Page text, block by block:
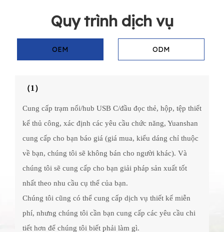
Quy trình dịch vụ
OEM ODM
（1）
Cung cấp trạm nối/hub USB C/đầu đọc thẻ, hộp, tệp thiết
kế thủ công, xác định các yêu cầu chức năng, Yuanshan
cung cấp cho bạn báo giá (giá mua, kiểu dáng chỉ thuộc
về bạn, chúng tôi sẽ không bán cho người khác). Và
chúng tôi sẽ cung cấp cho bạn giải pháp sản xuất tốt
nhất theo nhu cầu cụ thể của bạn.
Chúng tôi cũng có thể cung cấp dịch vụ thiết kế miễn
phí, nhưng chúng tôi cần bạn cung cấp các yêu cầu chi
tiết hơn để chúng tôi biết phải làm gì.